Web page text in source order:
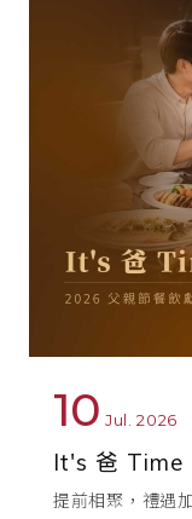
10 Jul. 2026
It's 爸 Time
提前相聚，禮遇